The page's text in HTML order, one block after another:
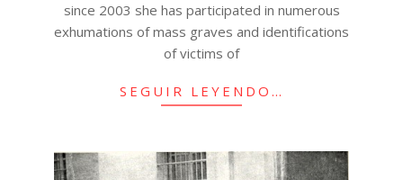
since 2003 she has participated in numerous
exhumations of mass graves and identifications
of victims of
SEGUIR LEYENDO…